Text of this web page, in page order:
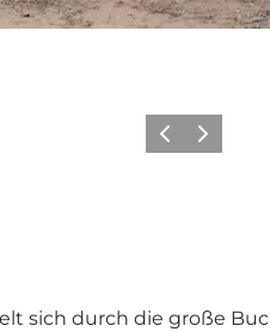
ZurückWeiter
sich durch die große